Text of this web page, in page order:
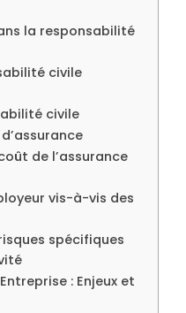
la responsabilité
civile
civile
de l’assurance
vis-à-vis des
spécifiques
: Enjeux et